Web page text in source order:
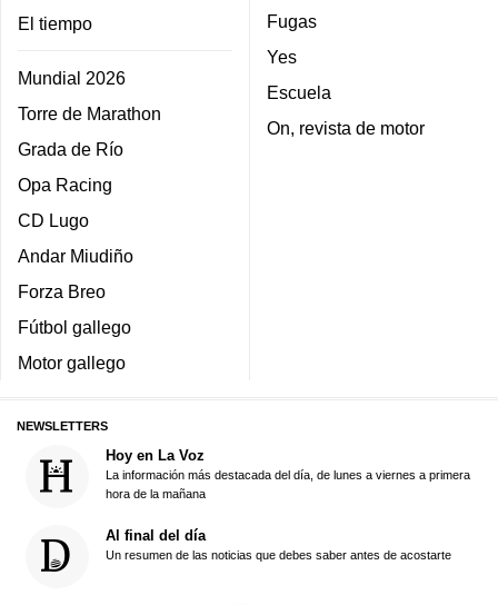
El tiempo
Mundial 2026
Torre de Marathon
Grada de Río
Opa Racing
CD Lugo
Andar Miudiño
Forza Breo
Fútbol gallego
Motor gallego
Fugas
Yes
Escuela
On, revista de motor
NEWSLETTERS
Hoy en La Voz
La información más destacada del día, de lunes a viernes a primera
hora de la mañana
Al final del día
Un resumen de las noticias que debes saber antes de acostarte